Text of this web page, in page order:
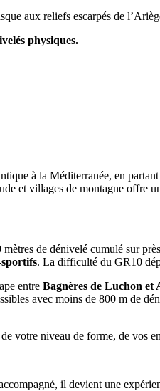
aux reliefs escarpés de
physiques.
à la Méditerranée, en
et villages de montagne offre
de dénivelé cumulé sur
sportifs. La difficulté du GR10
entre Bagnères de Luchon et
avec moins de 800 m de
votre niveau de forme, de vos
il devient une